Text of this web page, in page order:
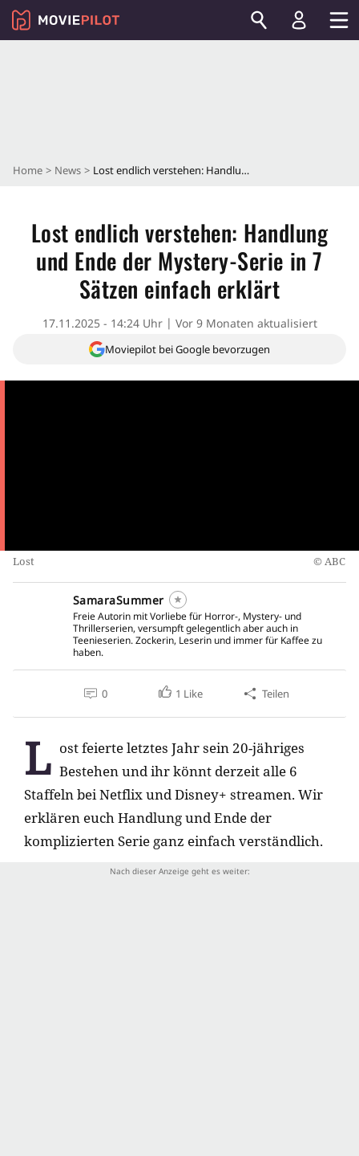
Home News Lost endlich verstehen: Handlung und Ende der Mystery-Serie in 7 Sätzen einfach erklärt
Lost endlich verstehen: Handlung
und Ende der Mystery-Serie in 7
Sätzen einfach erklärt
17.11.2025 - 14:24 Uhr Vor 9 Monaten aktualisiert
Moviepilot bei Google bevorzugen
Lost ABC
SamaraSummer
Freie Autorin mit Vorliebe für Horror-, Mystery- und
Thrillerserien, versumpft gelegentlich aber auch in
Teenieserien. Zockerin, Leserin und immer für Kaffee zu
haben.
0 1 Like Teilen
L ost feierte letztes Jahr sein 20-jähriges
Bestehen und ihr könnt derzeit alle 6
Staffeln bei Netflix und Disney+ streamen. Wir
erklären euch Handlung und Ende der
komplizierten Serie ganz einfach verständlich.